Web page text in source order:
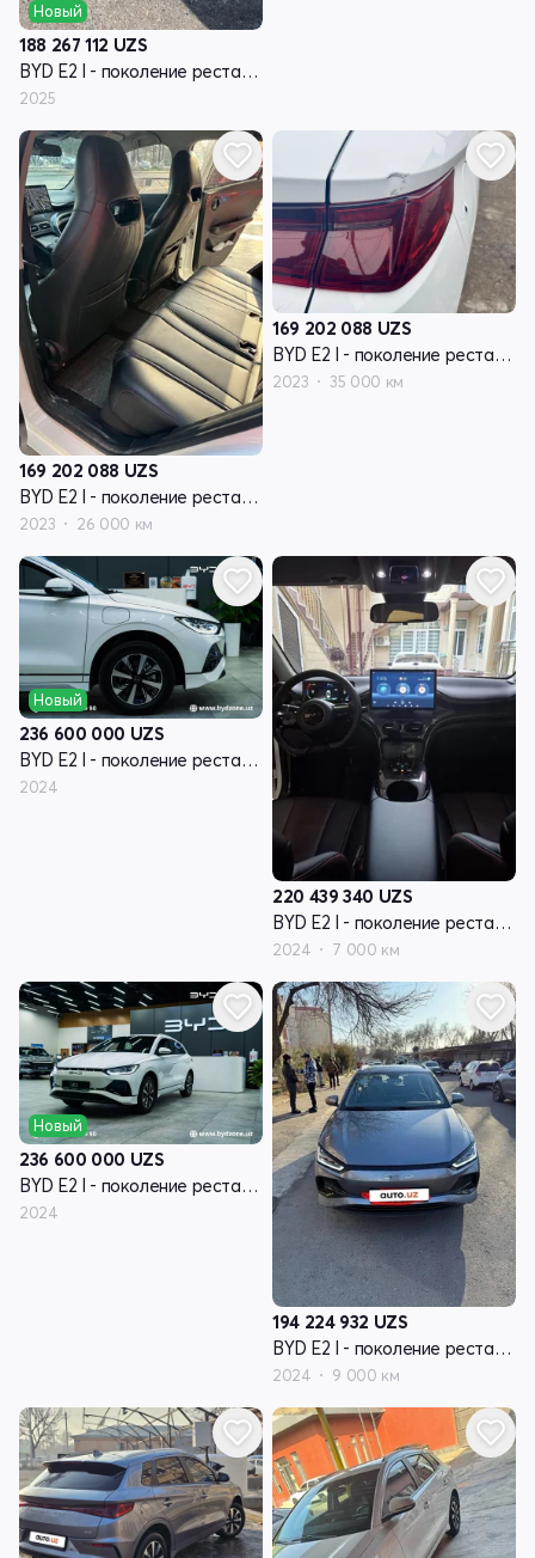
Новый
188 267 112 UZS
BYD E2 I - поколение рестайлинг
2025
169 202 088 UZS
BYD E2 I - поколение рестайлинг
2023 26 000 км
169 202 088 UZS
BYD E2 I - поколение рестайлинг
2023 35 000 км
Новый
236 600 000 UZS
BYD E2 I - поколение рестайлинг
2024
220 439 340 UZS
BYD E2 I - поколение рестайлинг
2024 7 000 км
Новый
236 600 000 UZS
BYD E2 I - поколение рестайлинг
2024
194 224 932 UZS
BYD E2 I - поколение рестайлинг
2024 9 000 км